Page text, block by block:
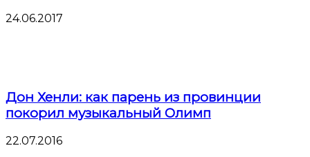
24.06.2017
Дон Хенли: как парень из провинции
покорил музыкальный Олимп
22.07.2016